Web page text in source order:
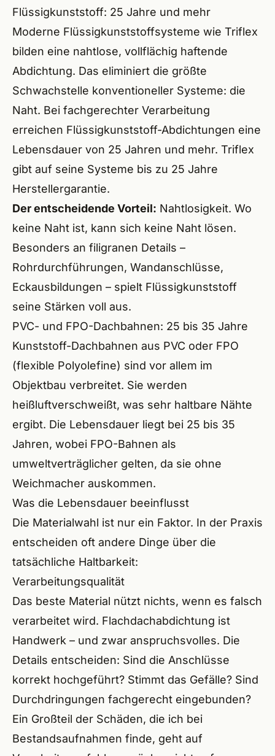
Spalt
Flüssigkunststoff: 25 Jahre und mehr
Moderne Flüssigkunststoffsysteme wie Triflex
bilden eine nahtlose, vollflächig haftende
Abdichtung. Das eliminiert die größte
Schwachstelle konventioneller Systeme: die
Naht. Bei fachgerechter Verarbeitung
erreichen Flüssigkunststoff-Abdichtungen eine
Lebensdauer von 25 Jahren und mehr. Triflex
gibt auf seine Systeme bis zu 25 Jahre
Herstellergarantie.
Der entscheidende Vorteil: Nahtlosigkeit. Wo
keine Naht ist, kann sich keine Naht lösen.
Besonders an filigranen Details –
Rohrdurchführungen, Wandanschlüsse,
Eckausbildungen – spielt Flüssigkunststoff
seine Stärken voll aus.
PVC- und FPO-Dachbahnen: 25 bis 35 Jahre
Kunststoff-Dachbahnen aus PVC oder FPO
(flexible Polyolefine) sind vor allem im
Objektbau verbreitet. Sie werden
heißluftverschweißt, was sehr haltbare Nähte
ergibt. Die Lebensdauer liegt bei 25 bis 35
Jahren, wobei FPO-Bahnen als
umweltverträglicher gelten, da sie ohne
Weichmacher auskommen.
Was die Lebensdauer beeinflusst
Die Materialwahl ist nur ein Faktor. In der Praxis
entscheiden oft andere Dinge über die
tatsächliche Haltbarkeit:
Verarbeitungsqualität
Das beste Material nützt nichts, wenn es falsch
verarbeitet wird. Flachdachabdichtung ist
Handwerk – und zwar anspruchsvolles. Die
Details entscheiden: Sind die Anschlüsse
korrekt hochgeführt? Stimmt das Gefälle? Sind
Durchdringungen fachgerecht eingebunden?
Ein Großteil der Schäden, die ich bei
Bestandsaufnahmen finde, geht auf